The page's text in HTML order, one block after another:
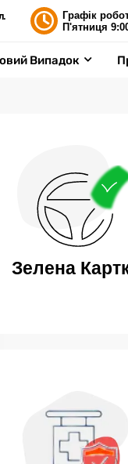
Графік
П'ятниця
Випадок
Зелена